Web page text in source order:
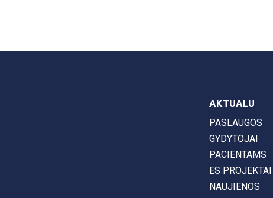
AKTUALU
PASLAUGOS
GYDYTOJAI
PACIENTAMS
ES PROJEKTAI
NAUJIENOS